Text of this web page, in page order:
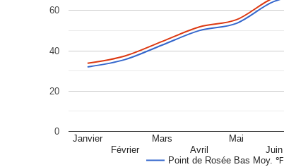
Point de Rosée Bas Moy. ℉
Janvier
Février
Mars
Avril
Mai
Juin
0
20
40
60